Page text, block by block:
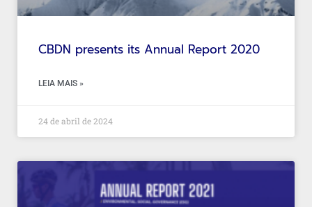
CBDN presents its Annual Report 2020
LEIA MAIS »
24 de abril de 2024